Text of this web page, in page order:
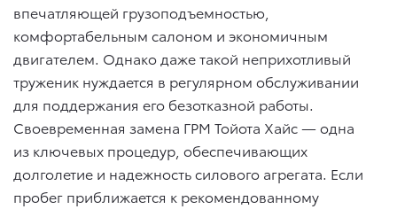
впечатляющей грузоподъемностью,
комфортабельным салоном и экономичным
двигателем. Однако даже такой неприхотливый
труженик нуждается в регулярном обслуживании
для поддержания его безотказной работы.
Своевременная замена ГРМ Тойота Хайс — одна
из ключевых процедур, обеспечивающих
долголетие и надежность силового агрегата. Если
пробег приближается к рекомендованному